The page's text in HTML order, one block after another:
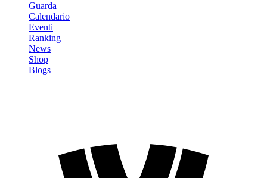
Guarda
Calendario
Eventi
Ranking
News
Shop
Blogs